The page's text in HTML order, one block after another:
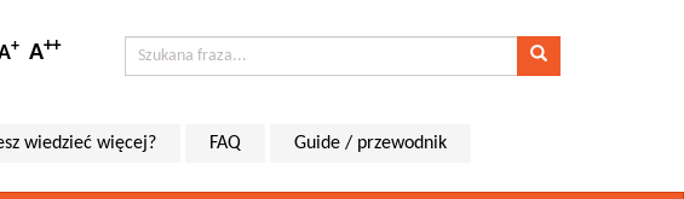
+ A++
wiedzieć więcej? FAQ Guide / przewodnik